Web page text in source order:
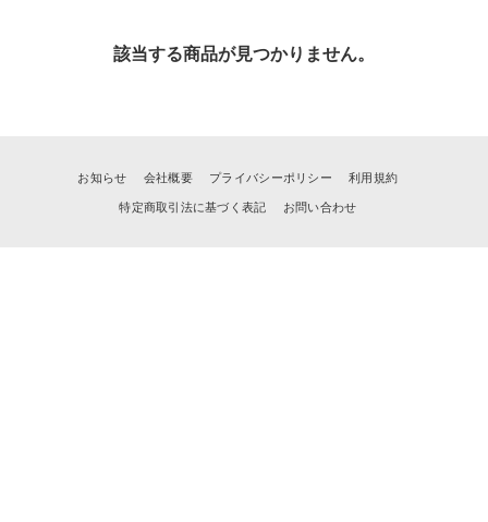
該当する商品が見つかりません。
お知らせ 会社概要 プライバシーポリシー 利用規約
特定商取引法に基づく表記 お問い合わせ